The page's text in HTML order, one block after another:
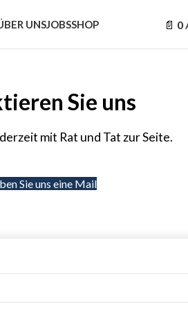
UNSJOBSSHOP 0
Sie uns
mit Rat und Tat zur Seite.
Sie uns eine Mail